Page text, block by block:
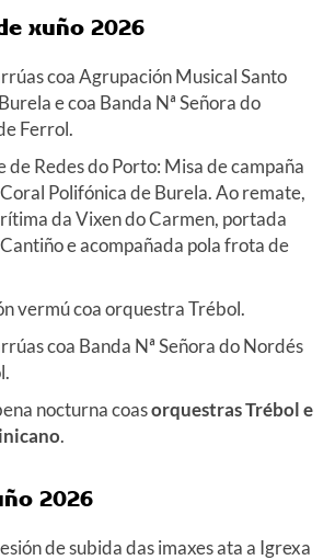
xuño 2026
coa Agrupación Musical Santo
e coa Banda Nª Señora do
Ferrol.
de Redes do Porto: Misa de campaña
Polifónica de Burela. Ao remate,
da Vixen do Carmen, portada
e acompañada pola frota de
vermú coa orquestra Trébol.
coa Banda Nª Señora do Nordés
nocturna coasorquestras Trébol e
.
2026
de subida das imaxes ata a Igrexa